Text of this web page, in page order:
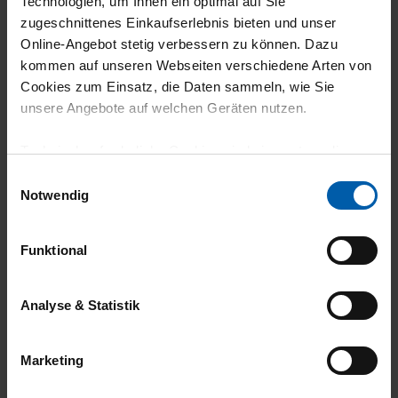
zugeschnittenes Einkaufserlebnis bieten und unser
Online-Angebot stetig verbessern zu können. Dazu
kommen auf unseren Webseiten verschiedene Arten von
Cookies zum Einsatz, die Daten sammeln, wie Sie
unsere Angebote auf welchen Geräten nutzen.
Technisch erforderliche Cookies sind eine notwendige
grundlegende Funktionen wie etwa zur Auswahl und
gewährleisten.
Für die Darstellung personalisierter Angebote, Anzeigen
und Inhalte aufgrund Ihres Nutzerverhaltens und Ihres
Zwecke zur Analyse und Optimierung unserer
Notwendig
Funktional
Analyse & Statistik
Marketing
5
schönes T-Shirt
Klimaneutraler
Familienunternehmen